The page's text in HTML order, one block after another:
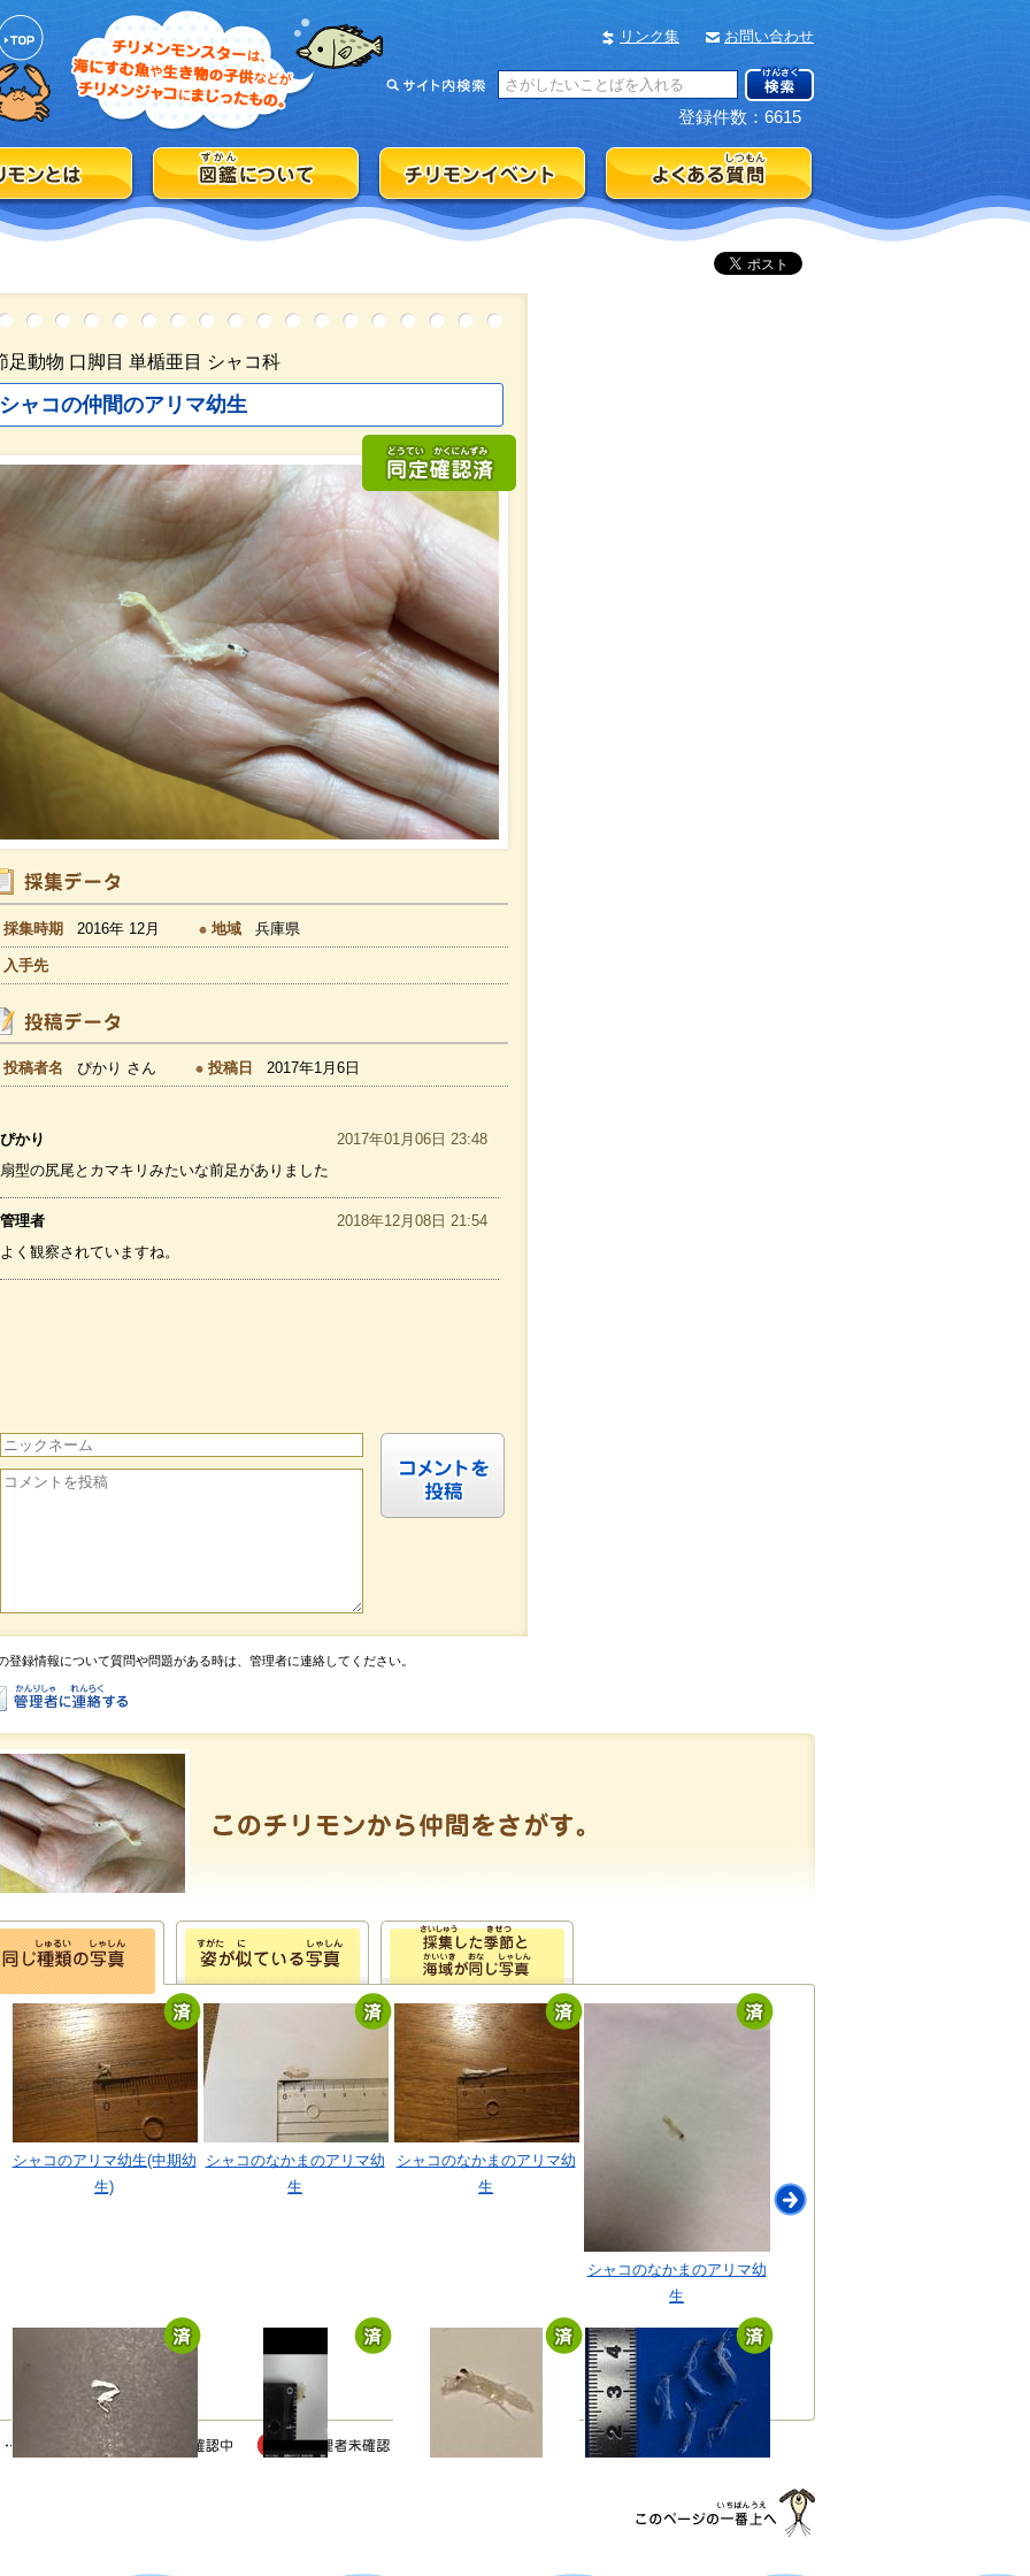
リンク集 お問い合わせ
登録件数：6615
足動物 口脚目 単楯亜目 シャコ科
シャコの仲間のアリマ幼生
採集時期 2016年 12月 地域 兵庫県
入手先
投稿者名 ぴかり さん 投稿日 2017年1月6日
ぴかり
2017年01月06日 23:48
扇型の尻尾とカマキリみたいな前足がありました
管理者
2018年12月08日 21:54
よく観察されていますね。
登録情報について質問や問題がある時は、管理者に連絡してください。
シャコのアリマ幼生(中期幼
生)
シャコのなかまのアリマ幼
生
シャコのなかまのアリマ幼
生
シャコのなかまのアリマ幼
生